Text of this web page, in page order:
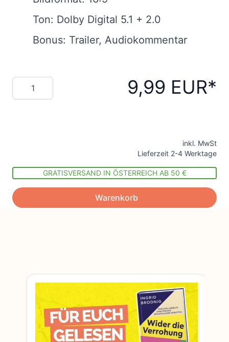
Ton: Dolby Digital 5.1 + 2.0
Bonus: Trailer, Audiokommentar
Menge 9,99 EUR
inkl. MwSt
Lieferzeit 2-4 Werktage
GRATISVERSAND IN ÖSTERREICH AB 50 €
Warenkorb